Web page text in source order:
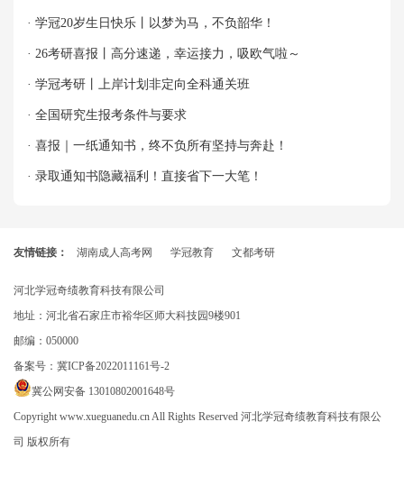
牌！
· 学冠20岁生日快乐丨以梦为马，不负韶华！
· 26考研喜报丨高分速递，幸运接力，吸欧气啦～
· 学冠考研丨上岸计划非定向全科通关班
· 全国研究生报考条件与要求
· 喜报｜一纸通知书，终不负所有坚持与奔赴！
· 录取通知书隐藏福利！直接省下一大笔！
友情链接： 湖南成人高考网 学冠教育 文都考研
河北学冠奇绩教育科技有限公司
地址：河北省石家庄市裕华区师大科技园9楼901
邮编：050000
备案号： 冀ICP备2022011161号-2
冀公网安备 13010802001648号
Copyright www.xueguanedu.cn All Rights Reserved 河北学冠奇绩教育科技有限公
司 版权所有